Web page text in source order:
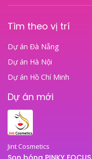
Tìm theo vị trí
Dự án Đà Nẵng
Dự án Hà Nội
Dự án Hồ Chí Minh
Dự án mới
Jint Cosmetics